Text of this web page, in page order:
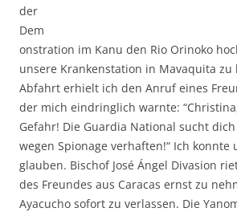
der
Dem
onstration im Kanu den Rio Orinoko
unsere Krankenstation in Mavaquita zu
Abfahrt erhielt ich den Anruf eines
der mich eindringlich warnte:
Gefahr! Die Guardia National sucht
wegen Spionage verhaften!“ Ich
glauben. Bischof José Ángel Divasion
des Freundes aus Caracas ernst zu
Ayacucho sofort zu verlassen. Die